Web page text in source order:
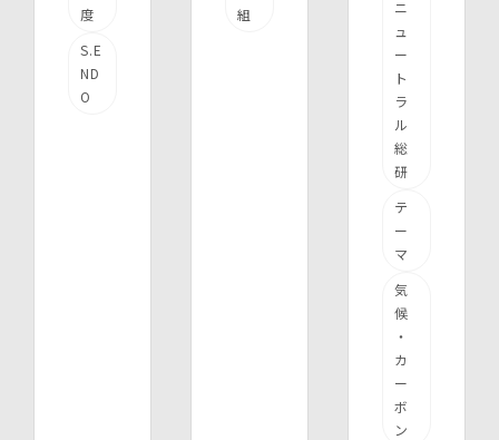
度
S.E
ND
O
組
ニ
ュ
ー
ト
ラ
ル
総
研
テ
ー
マ
気
候
・
カ
ー
ボ
ン